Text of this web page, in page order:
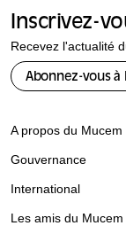
Inscrivez-
Recevez l'actualité
Abonnez-vous
A propos du Mucem
Gouvernance
International
Les amis du Mucem